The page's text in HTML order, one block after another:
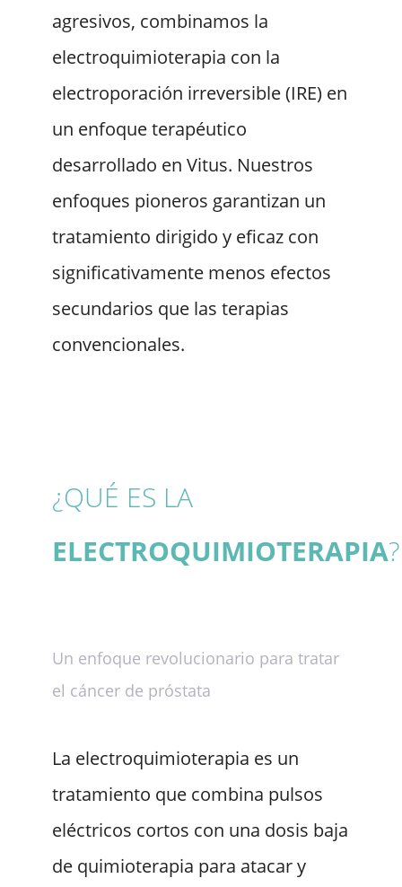
agresivos, combinamos la
electroquimioterapia con la
electroporación irreversible (IRE) en
un enfoque terapéutico
desarrollado en Vitus. Nuestros
enfoques pioneros garantizan un
tratamiento dirigido y eficaz con
significativamente menos efectos
secundarios que las terapias
convencionales.
¿QUÉ ES LA
ELECTROQUIMIOTERAPIA?
Un enfoque revolucionario para tratar
el cáncer de próstata
La electroquimioterapia es un
tratamiento que combina pulsos
eléctricos cortos con una dosis baja
de quimioterapia para atacar y